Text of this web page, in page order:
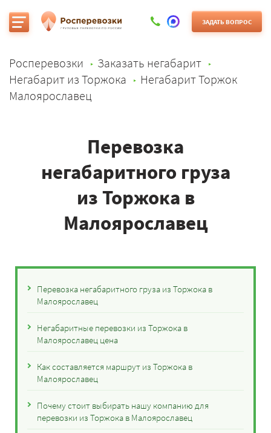
ЗАДАТЬ ВОПРОС
Росперевозки
Заказать негабарит
Негабарит из Торжока
Негабарит Торжок
Малоярославец
Перевозка
негабаритного груза
из Торжока в
Малоярославец
Перевозка негабаритного груза из Торжока в
Малоярославец
Негабаритные перевозки из Торжока в
Малоярославец цена
Как составляется маршрут из Торжока в
Малоярославец
Почему стоит выбирать нашу компанию для
перевозки из Торжока в Малоярославец